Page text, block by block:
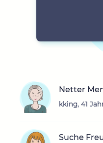
Netter
kking, 41
Suche